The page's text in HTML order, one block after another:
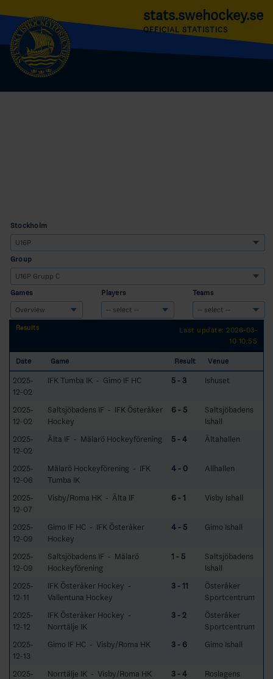
stats.swehockey.se
OFFICIAL STATISTICS
Stockholm
Group
Games Players Teams
Results
Last update: 2026-03-
10 10:55
Date Game Result Venue
2025-
12-02
IFK Tumba IK - Gimo IF HC 5 - 3 Ishuset
2025-
12-02
Saltsjöbadens IF - IFK Österåker
Hockey
6 - 5
Saltsjöbadens
Ishall
2025-
12-02
Älta IF - Mälarö Hockeyförening 5 - 4 Ältahallen
2025-
12-06
Mälarö Hockeyförening - IFK
Tumba IK
4 - 0 Allhallen
2025-
12-07
Visby/Roma HK - Älta IF 6 - 1 Visby Ishall
2025-
12-09
Gimo IF HC - IFK Österåker
Hockey
4 - 5 Gimo Ishall
2025-
12-09
Saltsjöbadens IF - Mälarö
Hockeyförening
1 - 5
Saltsjöbadens
Ishall
2025-
12-11
IFK Österåker Hockey -
Vallentuna Hockey
3 - 11
Österåker
Sportcentrum
2025-
12-12
IFK Österåker Hockey -
Norrtälje IK
3 - 2
Österåker
Sportcentrum
2025-
12-13
Gimo IF HC - Visby/Roma HK 3 - 6 Gimo Ishall
2025-
Norrtälje IK - Visby/Roma HK 3 - 4
Roslagens